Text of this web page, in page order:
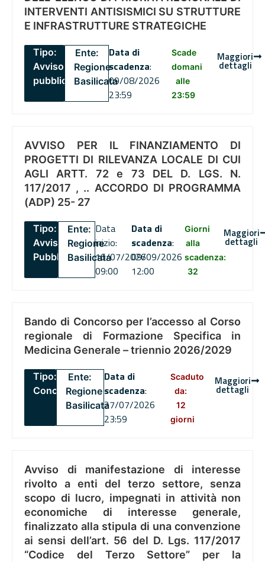
INTERVENTI ANTISISMICI SU STRUTTURE
E INFRASTRUTTURE STRATEGICHE
Tipo:
Avviso
pubblico
Ente:
Regione
Basilicata
Data di
scadenza:
09/08/2026
23:59
Scade
domani
alle
23:59
Maggiori
dettagli
AVVISO PER IL FINANZIAMENTO DI
PROGETTI DI RILEVANZA LOCALE DI CUI
AGLI ARTT. 72 e 73 DEL D. LGS. N.
117/2017 , .. ACCORDO DI PROGRAMMA
(ADP) 25- 27
Tipo:
Avviso
Pubblico
Ente:
Regione
Basilicata
Data
inizio:
16/07/2026
09:00
Data di
scadenza:
09/09/2026
12:00
Giorni
alla
scadenza:
32
Maggiori
dettagli
Bando di Concorso per l’accesso al Corso
regionale di Formazione Specifica in
Medicina Generale – triennio 2026/2029
Tipo:
Concorsi
Ente:
Regione
Basilicata
Data di
scadenza:
27/07/2026
23:59
Scaduto
da:
12
giorni
Maggiori
dettagli
Avviso di manifestazione di interesse
rivolto a enti del terzo settore, senza
scopo di lucro, impegnati in attività non
economiche di interesse generale,
finalizzato alla stipula di una convenzione
ai sensi dell’art. 56 del D. Lgs. 117/2017
“Codice del Terzo Settore” per la